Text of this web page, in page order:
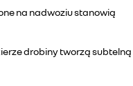
na nadwoziu stanowią
drobiny tworzą subtelną